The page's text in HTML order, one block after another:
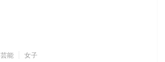
芸能 女子